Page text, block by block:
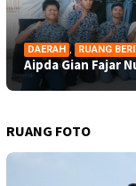
DAERAH , RUANG
Aipda Gian Fajar
RUANG FOTO